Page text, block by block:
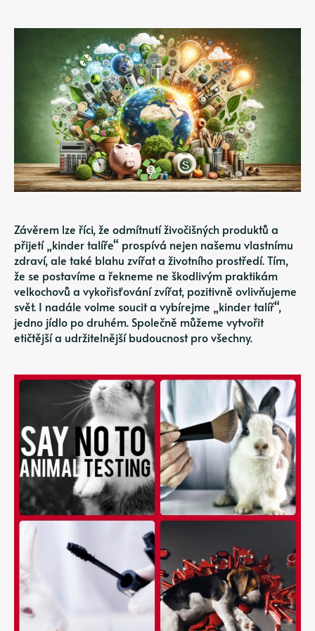
Závěrem lze říci, že odmítnutí živočišných produktů a
přijetí „kinder talíře“ prospívá nejen našemu vlastnímu
zdraví, ale také blahu zvířat a životního prostředí. Tím,
že se postavíme a řekneme ne škodlivým praktikám
velkochovů a vykořisťování zvířat, pozitivně ovlivňujeme
svět. I nadále volme soucit a vybírejme „kinder talíř“,
jedno jídlo po druhém. Společně můžeme vytvořit
etičtější a udržitelnější budoucnost pro všechny.